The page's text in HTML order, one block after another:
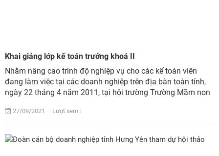
Khai giảng lớp kế toán trưởng khoá II
Nhằm nâng cao trình độ nghiệp vụ cho các kế toán viên
đang làm việc tại các doanh nghiệp trên địa bàn toàn tỉnh,
ngày 22 tháng 4 năm 2011, tại hội trường Trường Mầm non
27/09/2021 Lượt xem :